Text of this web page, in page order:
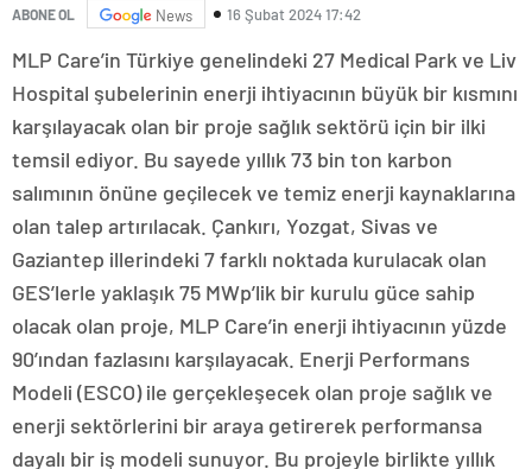
ABONE OL News 16 Şubat 2024 17:42
MLP Care’in Türkiye genelindeki 27 Medical Park ve Liv
Hospital şubelerinin enerji ihtiyacının büyük bir kısmını
karşılayacak olan bir proje sağlık sektörü için bir ilki
temsil ediyor. Bu sayede yıllık 73 bin ton karbon
salımının önüne geçilecek ve temiz enerji kaynaklarına
olan talep artırılacak. Çankırı, Yozgat, Sivas ve
Gaziantep illerindeki 7 farklı noktada kurulacak olan
GES’lerle yaklaşık 75 MWp’lik bir kurulu güce sahip
olacak olan proje, MLP Care’in enerji ihtiyacının yüzde
90’ından fazlasını karşılayacak. Enerji Performans
Modeli (ESCO) ile gerçekleşecek olan proje sağlık ve
enerji sektörlerini bir araya getirerek performansa
dayalı bir iş modeli sunuyor. Bu projeyle birlikte yıllık